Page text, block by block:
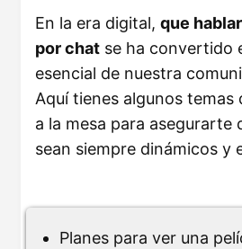
En la era digital, que
por chat se ha convertido
esencial de nuestra
Aquí tienes algunos temas
a la mesa para asegurarte
sean siempre dinámicos y
Planes para ver una